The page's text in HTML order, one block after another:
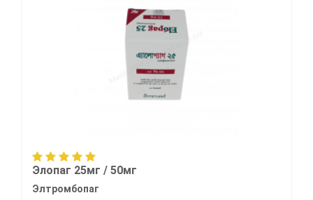
Элопаг 25мг / 50мг
Элтромбопаг